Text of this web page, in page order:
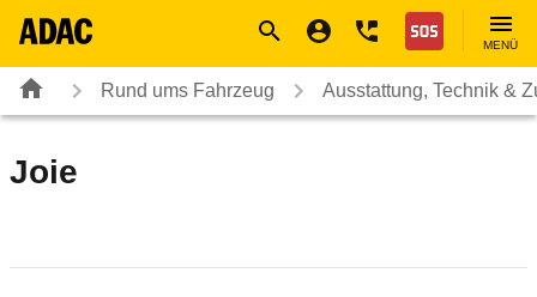
Nothilfe
MENÜ
Rund ums Fahrzeug Ausstattung, Technik &
Joie